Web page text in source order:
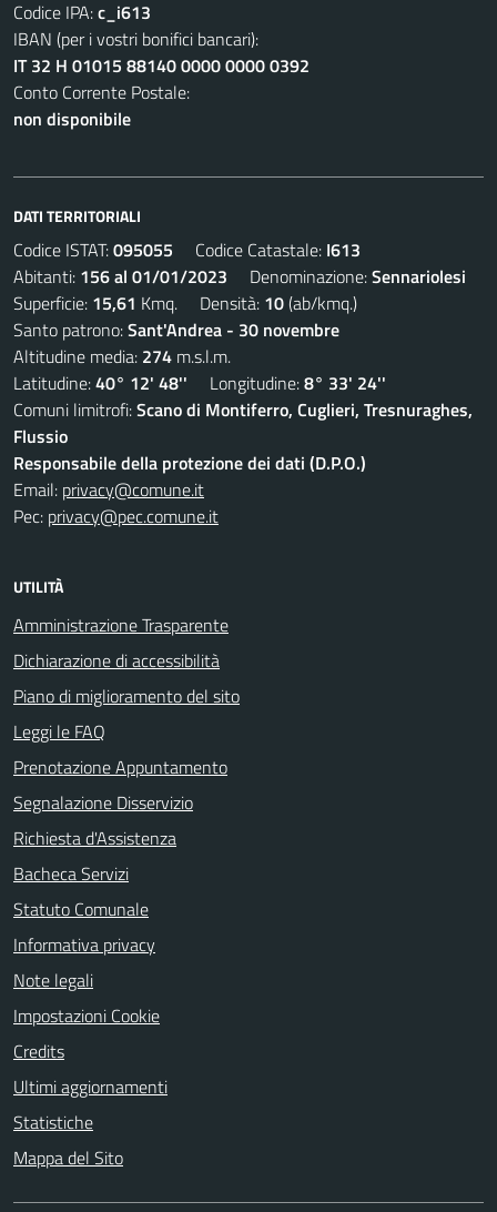
Codice IPA:c_i613
IBAN (per i vostri bonifici bancari):
IT 32 H 01015 88140 0000 0000 0392
Conto Corrente Postale:
non disponibile
DATI TERRITORIALI
Codice ISTAT:095055 Codice Catastale: I613
Abitanti: 156 al 01/01/2023 Denominazione:Sennariolesi
Superficie: 15,61 Kmq. Densità: 10(ab/kmq.)
Santo patrono:Sant'Andrea - 30 novembre
Altitudine media: 274 m.s.l.m.
Latitudine:40° 12' 48'' Longitudine:8° 33' 24''
Comuni limitrofi:Scano di Montiferro, Cuglieri, Tresnuraghes,
Flussio
Responsabile della protezione dei dati (D.P.O.)
Email: privacy@comune.it
Pec: privacy@pec.comune.it
UTILITÀ
Amministrazione Trasparente
Dichiarazione di accessibilità
Piano di miglioramento del sito
Leggi le FAQ
Prenotazione Appuntamento
Segnalazione Disservizio
Richiesta d'Assistenza
Bacheca Servizi
Statuto Comunale
Informativa privacy
Note legali
Impostazioni Cookie
Credits
Ultimi aggiornamenti
Statistiche
Mappa del Sito